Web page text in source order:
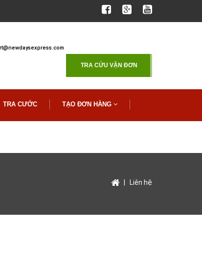
TRA CỨU VẬN ĐƠN
TRA CƯỚC TẠO ĐƠN HÀNG
| Liên hệ